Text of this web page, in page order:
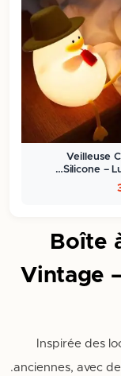
Veilleuse
Silicone –
Boîte
Vintage
: Inspirée des
anciennes, avec